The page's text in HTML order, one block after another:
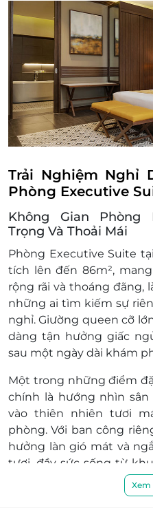
Phí phụ thu kê
VND/đêm
Điều kiện đặt & nhận
Đặt ít nhất 7 - 10
(tùy tình trạng
cần đặt trước 3
Giờ nhận phòng:
Trước 12h00
Check in sớm -
theo quy định của
Hotline đặt phòng
2065 / 0702 804 262
Văn phòng HCM:
Điều kiện lưu ý bắt buộc:
Giá trên chỉ áp
không áp dụng
Giá phòng sẽ
để đảm bảo
chúng tôi để
nâng cấp hạng
(nếu có) trước khi
nhưng chưa liên
hoàn toàn không
Điều kiện hoãn/huỷ
Hủy trước 30 ngày
LifeLink.vn
Hủy phòng từ 15
lưu trú 100%
đổi các ngày cao
Trải Nghiệm Nghỉ
Phòng Executive
Không Gian Phòng
Trọng Và Thoải Mái
Phòng Executive Suite
tích lên đến 86m²,
rộng rãi và thoáng đãng,
những ai tìm kiếm sự
nghỉ.Giường queen cỡ
dàng tận hưởng giấc
sau một ngày dài khám
Một trong những điểm
chính là hướng nhìn sân
vào thiên nhiên tươi
phòng. Với ban công
hưởng làn gió mát và
tươi, đầy sức sống từ
chắc chắn sẽ là không
giãn, đọc sách hay đơn